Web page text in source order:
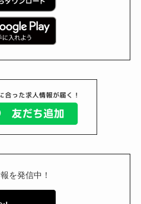
を発信中！